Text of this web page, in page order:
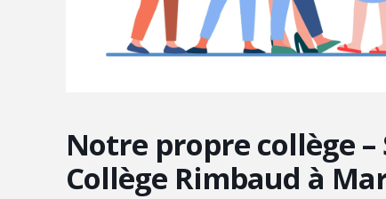
Notre propre collège
Collège Rimbaud à